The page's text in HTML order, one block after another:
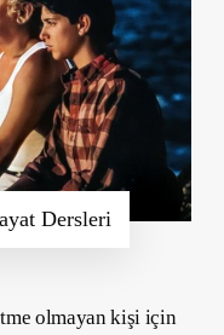
Dersleri
olmayan kişi için